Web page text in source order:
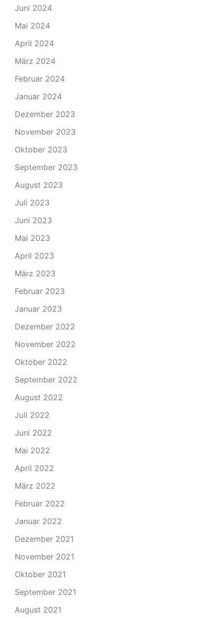
Juni 2024
Mai 2024
April 2024
März 2024
Februar 2024
Januar 2024
Dezember 2023
November 2023
Oktober 2023
September 2023
August 2023
Juli 2023
Juni 2023
Mai 2023
April 2023
März 2023
Februar 2023
Januar 2023
Dezember 2022
November 2022
Oktober 2022
September 2022
August 2022
Juli 2022
Juni 2022
Mai 2022
April 2022
März 2022
Februar 2022
Januar 2022
Dezember 2021
November 2021
Oktober 2021
September 2021
August 2021